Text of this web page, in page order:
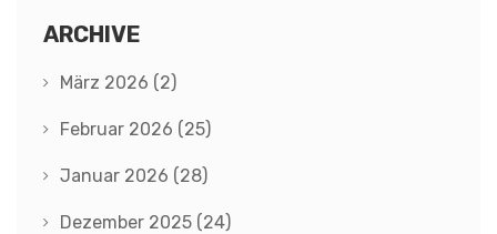
ARCHIVE
März 2026 (2)
Februar 2026 (25)
Januar 2026 (28)
Dezember 2025 (24)